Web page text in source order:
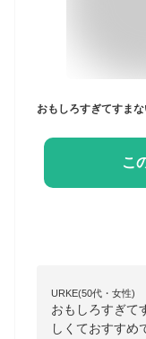
おもしろすぎてすま
こ
URKE(50代・女性)
おもしろすぎて
しくておすすめ